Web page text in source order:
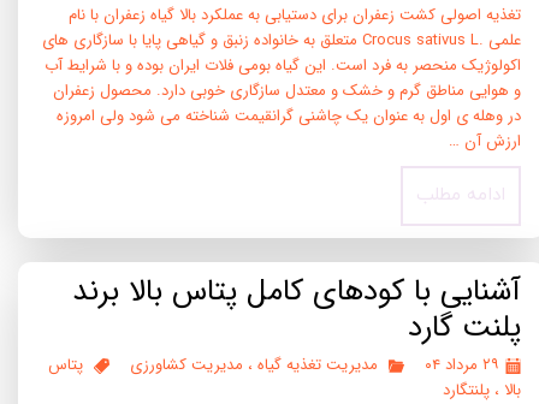
تغذیه اصولی کشت زعفران برای دستیابی به عملکرد بالا گیاه زعفران با نام
علمی .Crocus sativus L متعلق به خانواده زنبق و گیاهی پایا با سازگاری های
اکولوژیک منحصر به فرد است. این گیاه بومی فلات ایران بوده و با شرایط آب
و هوایی مناطق گرم و خشک و معتدل سازگاری خوبی دارد. محصول زعفران
در وهله ی اول به عنوان یک چاشنی گرانقیمت شناخته می شود ولی امروزه
ارزش آن …
ادامه مطلب
آشنایی با کودهای کامل پتاس بالا برند
پلنت گارد
۲۹ مرداد ۰۴ مدیریت تغذیه گیاه ، مدیریت کشاورزی
پتاس
بالا ، پلنتگارد